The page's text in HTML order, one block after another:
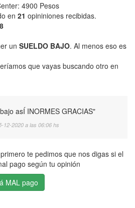
4900 Pesos
en 21 opininiones recibidas.
un SUELDO BAJO. Al menos eso es
que vayas buscando otro en
asÍ INORMES GRACIAS"
12-2020 a las 06:06 hs
te pedimos que nos digas si el
pago según tu opinión